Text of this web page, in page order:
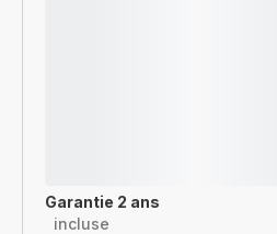
Garantie 2 ans
incluse